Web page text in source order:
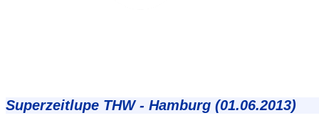
Superzeitlupe THW - Hamburg (01.06.2013)